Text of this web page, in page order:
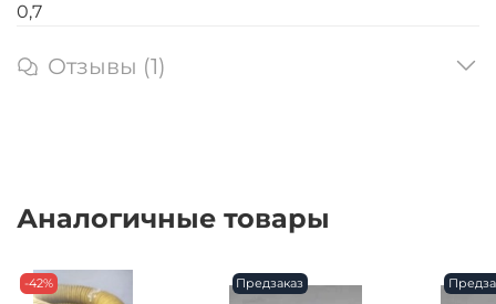
0,7
Отзывы (1)
Аналогичные товары
-42% Предзаказ